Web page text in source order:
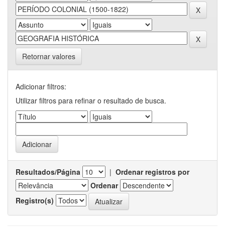
Retornar valores
Adicionar filtros:
Utilizar filtros para refinar o resultado de busca.
Resultados/Página | Ordenar registros por
Ordenar
Registro(s)